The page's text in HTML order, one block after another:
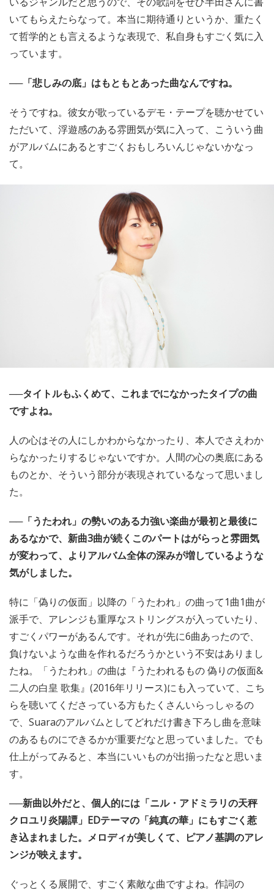
いてもらえたらなって。本当に期待通りというか、重たく
て哲学的とも言えるような表現で、私自身もすごく気に入
っています。
──「悲しみの底」はもともとあった曲なんですね。
そうですね。彼女が歌っているデモ・テープを聴かせてい
ただいて、浮遊感のある雰囲気が気に入って、こういう曲
がアルバムにあるとすごくおもしろいんじゃないかなっ
て。
──タイトルもふくめて、これまでになかったタイプの曲
ですよね。
人の心はその人にしかわからなかったり、本人でさえわか
らなかったりするじゃないですか。人間の心の奥底にある
ものとか、そういう部分が表現されているなって思いまし
た。
──「うたわれ」の勢いのある力強い楽曲が最初と最後に
あるなかで、新曲3曲が続くこのパートはがらっと雰囲気
が変わって、よりアルバム全体の深みが増しているような
気がしました。
特に「偽りの仮面」以降の「うたわれ」の曲って1曲1曲が
派手で、アレンジも重厚なストリングスが入っていたり、
すごくパワーがあるんです。それが先に6曲あったので、
負けないような曲を作れるだろうかという不安はありまし
たね。「うたわれ」の曲は『うたわれるもの 偽りの仮面&
二人の白皇 歌集』(2016年リリース)にも入っていて、こち
らを聴いてくださっている方もたくさんいらっしゃるの
で、Suaraのアルバムとしてどれだけ書き下ろし曲を意味
のあるものにできるかが重要だなと思っていました。でも
仕上がってみると、本当にいいものが出揃ったなと思いま
す。
──新曲以外だと、個人的には「ニル・アドミラリの天秤
クロユリ炎陽譚」EDテーマの「純真の華」にもすごく惹
き込まれました。メロディが美しくて、ピアノ基調のアレ
ンジが映えます。
ぐっとくる展開で、すごく素敵な曲ですよね。作詞の